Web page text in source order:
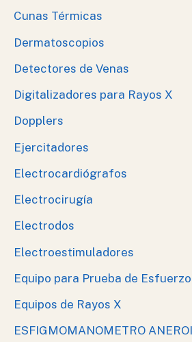
Cunas Térmicas
Dermatoscopios
Detectores de Venas
Digitalizadores para Rayos X
Dopplers
Ejercitadores
Electrocardiógrafos
Electrocirugía
Electrodos
Electroestimuladores
Equipo para Prueba de Esfuerzo
Equipos de Rayos X
ESFIGMOMANOMETRO